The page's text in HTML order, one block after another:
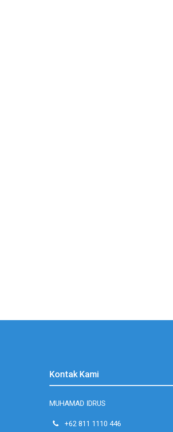
Kontak Kami
MUHAMAD IDRUS
+62 811 1110 446